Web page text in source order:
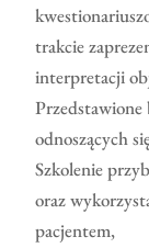
trakcie
interpretacji
Przedstawione
odnoszących
Szkolenie
oraz